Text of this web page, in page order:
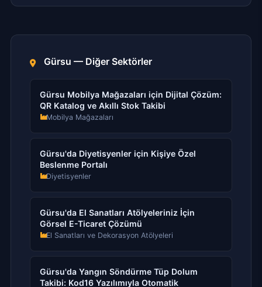
Gürsu — Diğer Sektörler
Gürsu Mobilya Mağazaları için Dijital Çözüm:
QR Katalog ve Akıllı Stok Takibi
Mobilya Mağazaları
Gürsu'da Diyetisyenler için Kişiye Özel
Beslenme Portalı
Diyetisyenler
Gürsu'da El Sanatları Atölyeleriniz İçin
Görsel E-Ticaret Çözümü
El Sanatları ve Dekorasyon Atölyeleri
Gürsu'da Yangın Söndürme Tüp Dolum
Takibi: Kod16 Yazılımıyla Otomatik